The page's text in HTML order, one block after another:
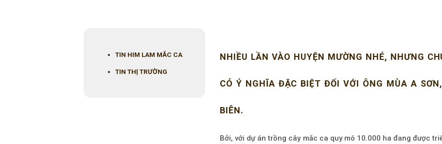
NHIỀU LẦN VÀO HUYỆN MƯỜNG NHÉ, NHƯNG
CÓ Ý NGHĨA ĐẶC BIỆT ĐỐI VỚI ÔNG MÙA A
BIÊN.
Bởi, với dự án trồng cây mắc ca quy mô 10.000 ha đang được
TIN HIM LAM MẮC CA
TIN THỊ TRƯỜNG